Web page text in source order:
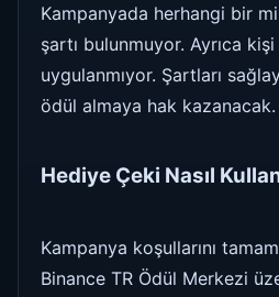
Kampanyada herhangi bir
şartı bulunmuyor. Ayrıca kişi
uygulanmıyor. Şartları
ödül almaya hak kazanacak.
Hediye Çeki Nasıl
Kampanya koşullarını
Binance TR Ödül Merkezi